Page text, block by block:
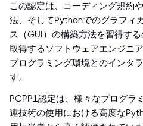
この認定は、コーディング規約
法、そしてPythonでのグラフィ
ス（GUI）の構築方法を習得す
取得するソフトウェアエンジニ
プログラミング環境とのインタ
す。
PCPP1認定は、様々なプログラ
連技術の使用における高度な